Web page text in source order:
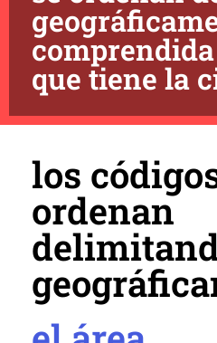
que tiene la
los
ordenan